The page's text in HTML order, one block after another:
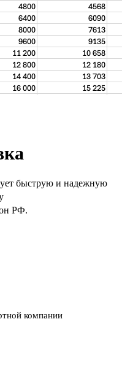
быструю и надежную
РФ.
компании